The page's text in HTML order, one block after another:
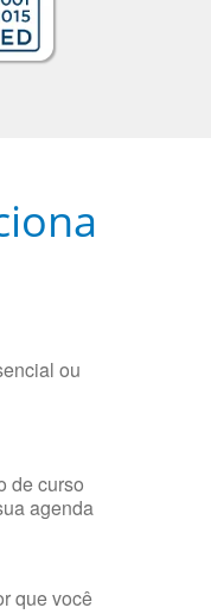
ou
curso
agenda
que você